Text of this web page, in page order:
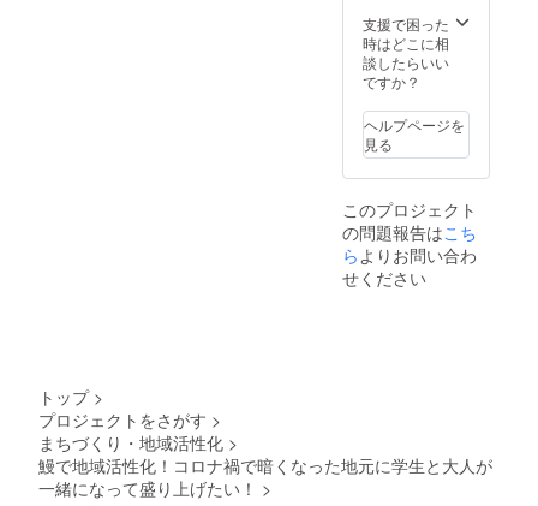
域を保
護する
事がで
きま
にやら
米かは
品種で
はな
質で
もって
認定さ
れる本
当に美
屋さん
点の地
下水で
あって
も深さ
て塩分
や水質
がまる
で違い
隣の養
鰻場に
なると
更に変
わって
を極
め、時
事で蒲
焼を作
る事が
でき、
で好み
の蒲焼
を作る
できま
す。 蒲
焼の作
り方が
分から
ニュー
ス「浜
す。 そ
んな浜
名湖う
なぎの
長い歴
史と複
汽水が
生み出
した多
彩さで
す。浜
わけで
はな
くら
い、実
は人気
の味わ
い方な
ので
す。 蒲
う鰻本
来の味
を堪能
できる
だけで
はな
ご自身
で好み
て飼育
したの
で小骨
が気に
なるこ
とがあ
す。
1900年
に浜名
湖から
始まっ
た鰻の
養殖。
本一。
多くの
したの
で小骨
が気に
なるこ
りま
名湖周
辺には
生産者
直売店
があり
ます
が、浜
お持ち
〒431-
0203
静岡県
浜松市
郡町
当イベ
ント限
商品に
は浜名
湖立う
な重高
す。 ■
浜」）
〒431-
0203
静岡県
西区馬
郡町
2465 ■
当イベ
定■ 当
商品に
は浜名
湖立う
な重高
致しま
付） ■
表示義
務のあ
る添加
表示■
なし ■
アレル
ギー表
む原材
料表示■
しょう
ゆ（大
豆・小
業協同
組合
支援で困った
時はどこに相
談したらいい
ですか？
ヘルプページを
見る
このプロジェクト
の問題報告はこち
ら よりお問い合わ
せください
トップ >
プロジェクトをさがす >
まちづくり・地域活性化 >
鰻で地域活性化！コロナ禍で暗くなった地元に学生と大人が
一緒になって盛り上げたい！ >